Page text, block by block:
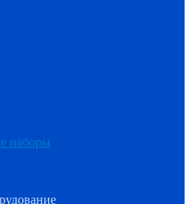
наборы